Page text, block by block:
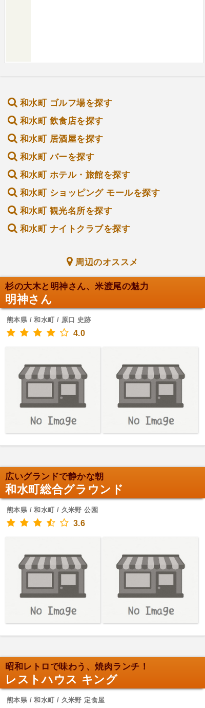
和水町 ゴルフ場を探す
和水町 飲食店を探す
和水町 居酒屋を探す
和水町 バーを探す
和水町 ホテル・旅館を探す
和水町 ショッピング モールを探す
和水町 観光名所を探す
和水町 ナイトクラブを探す
周辺のオススメ
杉の大木と明神さん、米渡尾の魅力
明神さん
熊本県 / 和水町 / 原口 史跡
4.0
広いグランドで静かな朝
和水町総合グラウンド
熊本県 / 和水町 / 久米野 公園
3.6
昭和レトロで味わう、焼肉ランチ！
レストハウス キング
熊本県 / 和水町 / 久米野 定食屋